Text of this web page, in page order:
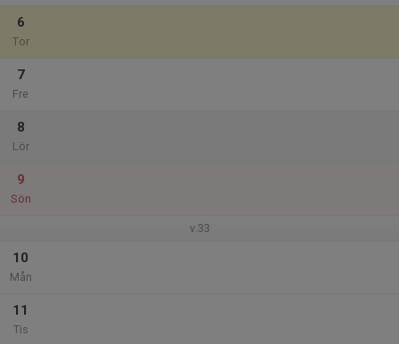
6
Tor
7
Fre
8
Lör
9
Sön
v.33
10
Mån
11
Tis